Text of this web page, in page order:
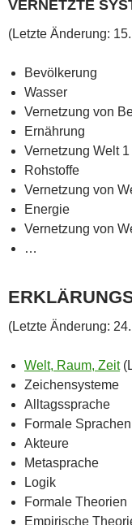
VERNETZTE
(Letzte Änderung:
Bevölkerung
Wasser
Vernetzung von
Ernährung
Vernetzung Welt
Rohstoffe
Vernetzung von
Energie
Vernetzung von
…
(Letzte Änderung:
Welt, Raum, Zeit
Zeichensysteme
Alltagssprache
Formale Sprachen
Akteure
Metasprache
Logik
Formale Theorien
Empirische